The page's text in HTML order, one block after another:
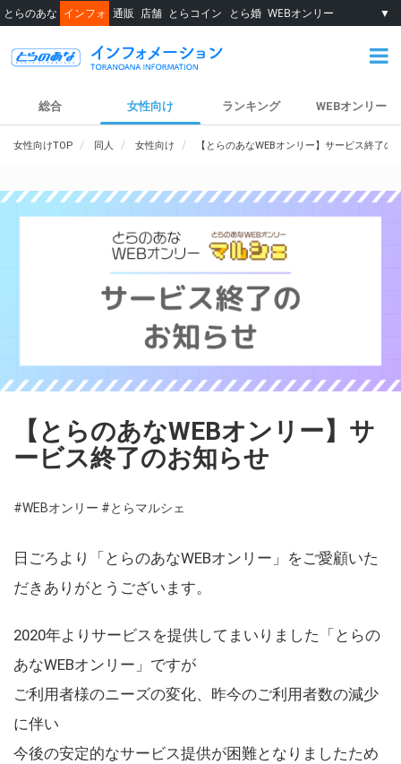
とらのあな インフォ 通販 店舗 とらコイン とら婚 WEBオンリー ▼
総合 女性向け ランキング WEBオンリー
女性向けTOP 同人 女性向け 【とらのあなWEBオンリー】サービス終了の
【とらのあなWEBオンリー】サ
ービス終了のお知らせ
#WEBオンリー #とらマルシェ
日ごろより「とらのあなWEBオンリー」をご愛顧いた
だきありがとうございます。
2020年よりサービスを提供してまいりました「とらの
あなWEBオンリー」ですが
ご利用者様のニーズの変化、昨今のご利用者数の減少
に伴い
今後の安定的なサービス提供が困難となりましたため